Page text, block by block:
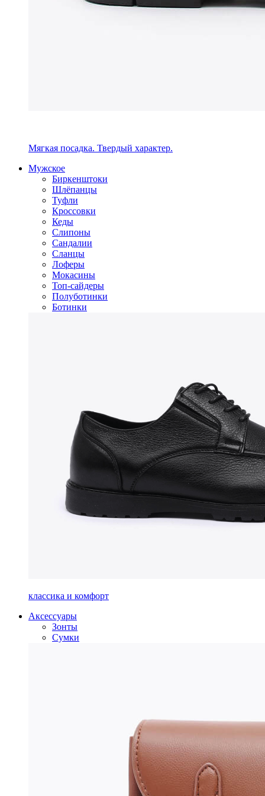
Мягкая посадка. Твердый характер.
Мужское
Биркенштоки
Шлёпанцы
Туфли
Кроссовки
Кеды
Слипоны
Сандалии
Сланцы
Лоферы
Мокасины
Топ-сайдеры
Полуботинки
Ботинки
классика и комфорт
Аксессуары
Зонты
Сумки